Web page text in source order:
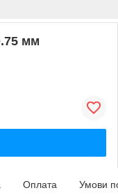
мм
Оплата Умови